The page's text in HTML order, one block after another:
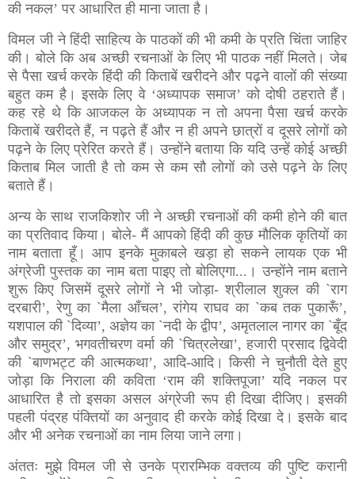
की नकल’ पर आधारित ही माना जाता है।
विमल जी ने हिंदी साहित्य के पाठकों की भी कमी के प्रति चिंता जाहिर
की। बोले कि अब अच्छी रचनाओं के लिए भी पाठक नहीं मिलते। जेब
से पैसा खर्च करके हिंदी की किताबें खरीदने और पढ़ने वालों की संख्या
बहुत कम है। इसके लिए वे ‘अध्यापक समाज’ को दोषी ठहराते हैं।
कह रहे थे कि आजकल के अध्यापक न तो अपना पैसा खर्च करके
किताबें खरीदते हैं, न पढ़ते हैं और न ही अपने छात्रों व दूसरे लोगों को
पढ़ने के लिए प्रेरित करते हैं। उन्होंने बताया कि यदि उन्हें कोई अच्छी
किताब मिल जाती है तो कम से कम सौ लोगों को उसे पढ़ने के लिए
बताते हैं।
अन्य के साथ राजकिशोर जी ने अच्छी रचनाओं की कमी होने की बात
का प्रतिवाद किया। बोले- मैं आपको हिंदी की कुछ मौलिक कृतियों का
नाम बताता हूँ। आप इनके मुकाबले खड़ा हो सकने लायक एक भी
अंग्रेजी पुस्तक का नाम बता पाइए तो बोलिएगा...। उन्होंने नाम बताने
शुरू किए जिसमें दूसरे लोगों ने भी जोड़ा- श्रीलाल शुक्ल की `राग
दरबारी’, रेणु का `मैला आँचल’, रांगेय राघव का `कब तक पुकारूँ’,
यशपाल की `दिव्या’, अज्ञेय का `नदी के द्वीप’, अमृतलाल नागर का `बूँद
और समुद्र’, भगवतीचरण वर्मा की `चित्रलेखा’, हजारी प्रसाद द्विवेदी
की `बाणभट्ट की आत्मकथा’, आदि-आदि। किसी ने चुनौती देते हुए
जोड़ा कि निराला की कविता ‘राम की शक्तिपूजा’ यदि नकल पर
आधारित है तो इसका असल अंग्रेजी रूप ही दिखा दीजिए। इसकी
पहली पंद्रह पंक्तियों का अनुवाद ही करके कोई दिखा दे। इसके बाद
और भी अनेक रचनाओं का नाम लिया जाने लगा।
अंततः मुझे विमल जी से उनके प्रारम्भिक वक्तव्य की पुष्टि करानी